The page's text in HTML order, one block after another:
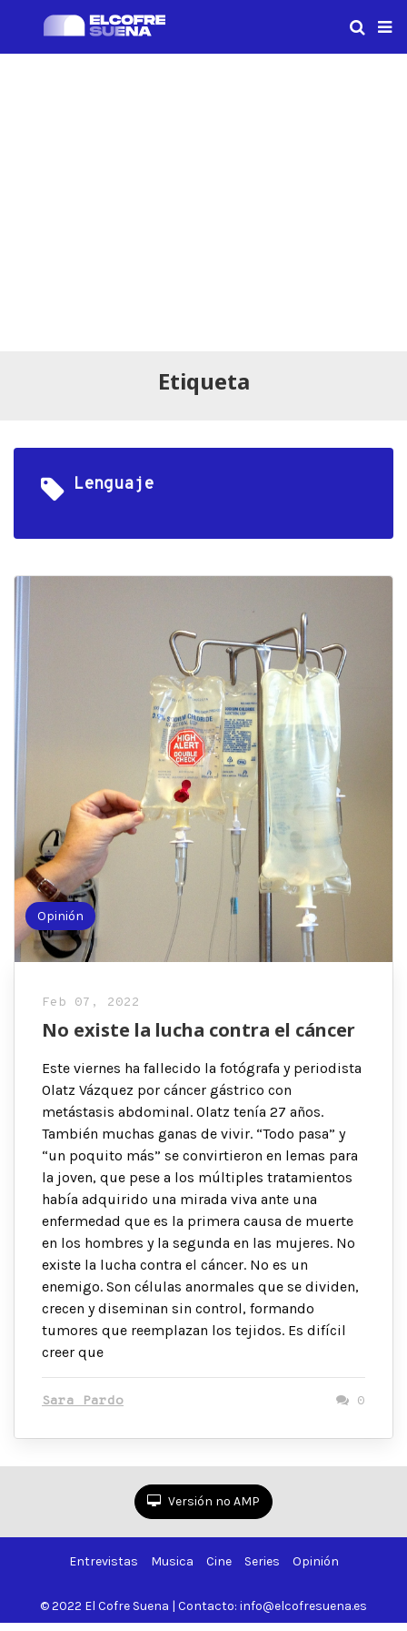
Etiqueta
Lenguaje
Opinión
Feb 07, 2022
No existe la lucha contra el cáncer
Este viernes ha fallecido la fotógrafa y periodista
Olatz Vázquez por cáncer gástrico con
metástasis abdominal. Olatz tenía 27 años.
También muchas ganas de vivir. “Todo pasa” y
“un poquito más” se convirtieron en lemas para
la joven, que pese a los múltiples tratamientos
había adquirido una mirada viva ante una
enfermedad que es la primera causa de muerte
en los hombres y la segunda en las mujeres. No
existe la lucha contra el cáncer. No es un
enemigo. Son células anormales que se dividen,
crecen y diseminan sin control, formando
tumores que reemplazan los tejidos. Es difícil
creer que
Sara Pardo 0
Versión no AMP
Entrevistas Musica Cine Series Opinión
© 2022 El Cofre Suena | Contacto: info@elcofresuena.es